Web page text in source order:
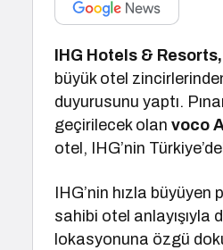
IHG Hotels &
büyük otel
duyurusunu yaptı.
geçirilecek olanvoco
otel, IHG’nin
IHG’nin hızla
sahibi otel
lokasyonuna özgü